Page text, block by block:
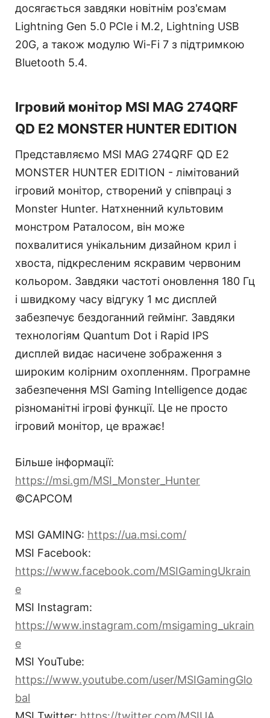
досягається завдяки новітнім роз'ємам
Lightning Gen 5.0 PCIe і M.2, Lightning USB
20G, а також модулю Wi-Fi 7 з підтримкою
Bluetooth 5.4.
Ігровий монітор MSI MAG 274QRF
QD E2 MONSTER HUNTER EDITION
Представляємо MSI MAG 274QRF QD E2
MONSTER HUNTER EDITION - лімітований
ігровий монітор, створений у співпраці з
Monster Hunter. Натхненний культовим
монстром Раталосом, він може
похвалитися унікальним дизайном крил і
хвоста, підкресленим яскравим червоним
кольором. Завдяки частоті оновлення 180 Гц
і швидкому часу відгуку 1 мс дисплей
забезпечує бездоганний геймінг. Завдяки
технологіям Quantum Dot і Rapid IPS
дисплей видає насичене зображення з
широким колірним охопленням. Програмне
забезпечення MSI Gaming Intelligence додає
різноманітні ігрові функції. Це не просто
ігровий монітор, це вражає!
Більше інформації:
https://msi.gm/MSI_Monster_Hunter
©CAPCOM
MSI GAMING: https://ua.msi.com/
MSI Facebook:
https://www.facebook.com/MSIGamingUkrain
e
MSI Instagram:
https://www.instagram.com/msigaming_ukrain
e
MSI YouTube:
https://www.youtube.com/user/MSIGamingGlo
bal